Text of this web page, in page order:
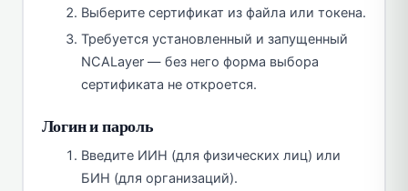
Выберите сертификат из файла или токена.
Требуется установленный и запущенный
NCALayer — без него форма выбора
сертификата не откроется.
Логин и пароль
Введите ИИН (для физических лиц) или
БИН (для организаций).